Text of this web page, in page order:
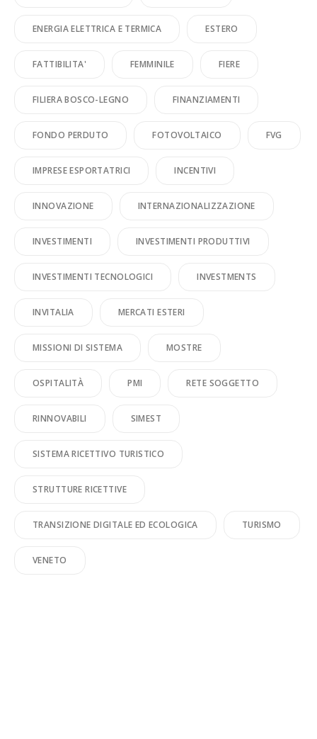
ENERGIA ELETTRICA E TERMICA ESTERO
FATTIBILITA' FEMMINILE FIERE
FILIERA BOSCO-LEGNO FINANZIAMENTI
FONDO PERDUTO FOTOVOLTAICO FVG
IMPRESE ESPORTATRICI INCENTIVI
INNOVAZIONE INTERNAZIONALIZZAZIONE
INVESTIMENTI INVESTIMENTI PRODUTTIVI
INVESTIMENTI TECNOLOGICI INVESTMENTS
INVITALIA MERCATI ESTERI
MISSIONI DI SISTEMA MOSTRE
OSPITALITÀ PMI RETE SOGGETTO
RINNOVABILI SIMEST
SISTEMA RICETTIVO TURISTICO
STRUTTURE RICETTIVE
TRANSIZIONE DIGITALE ED ECOLOGICA TURISMO
VENETO